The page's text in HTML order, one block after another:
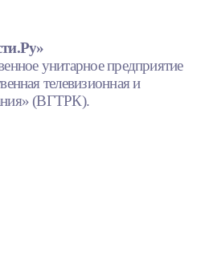
унитарное предприятие
телевизионная и
(ВГТРК).